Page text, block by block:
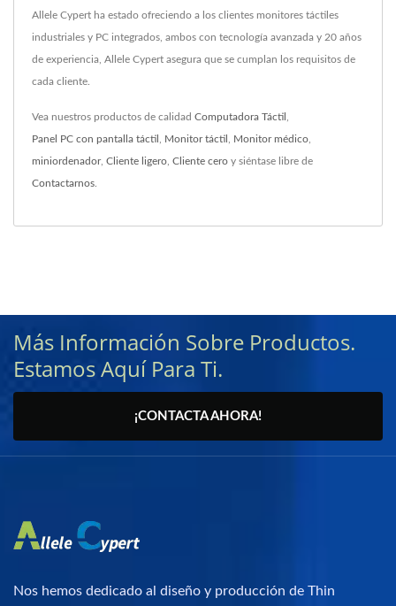
Allele Cypert ha estado ofreciendo a los clientes monitores táctiles
industriales y PC integrados, ambos con tecnología avanzada y 20 años
de experiencia, Allele Cypert asegura que se cumplan los requisitos de
cada cliente.
Vea nuestros productos de calidad Computadora Táctil ,
Panel PC con pantalla táctil , Monitor táctil , Monitor médico,
miniordenador, Cliente ligero, Cliente cero y siéntase libre de
Contactarnos.
Más Información Sobre Productos.
Estamos Aquí Para Ti.
¡CONTACTA AHORA!
Nos hemos dedicado al diseño y producción de Thin